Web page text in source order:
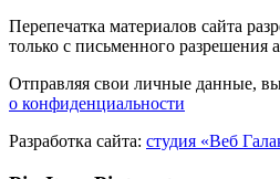
Перепечатка материалов сайта
только с письменного разрешения
Отправляя свои личные данные,
о конфиденциальности
Разработка сайта: студия «Веб